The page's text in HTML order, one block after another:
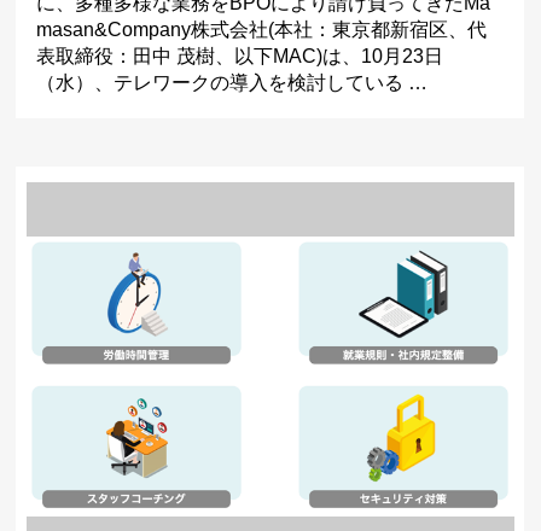
masan&Company株式会社(本社：東京都新宿区、代
表取締役：田中 茂樹、以下MAC)は、10月23日
（水）、テレワークの導入を検討している …